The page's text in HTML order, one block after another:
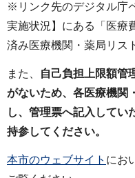
※リンク先のデジタル庁
実施状況】にある「医療
済み医療機関・薬局リス
また、
自己負担上限額管
がないため、各医療機関
し、管理票へ記入してい
持参してください。
本市のウェブサイト にお